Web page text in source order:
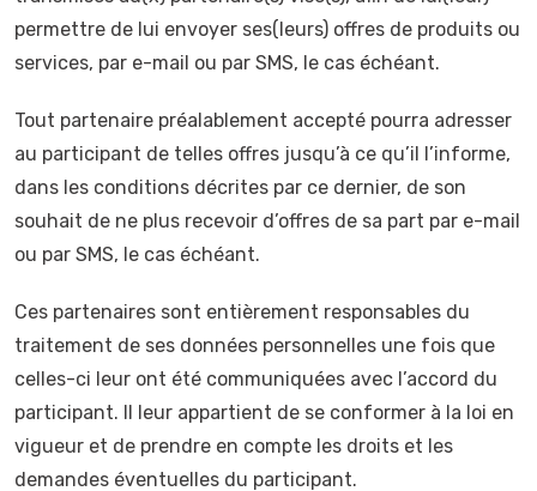
permettre de lui envoyer ses(leurs) offres de produits ou
services, par e-mail ou par SMS, le cas échéant.
Tout partenaire préalablement accepté pourra adresser
au participant de telles offres jusqu’à ce qu’il l’informe,
dans les conditions décrites par ce dernier, de son
souhait de ne plus recevoir d’offres de sa part par e-mail
ou par SMS, le cas échéant.
Ces partenaires sont entièrement responsables du
traitement de ses données personnelles une fois que
celles-ci leur ont été communiquées avec l’accord du
participant. Il leur appartient de se conformer à la loi en
vigueur et de prendre en compte les droits et les
demandes éventuelles du participant.